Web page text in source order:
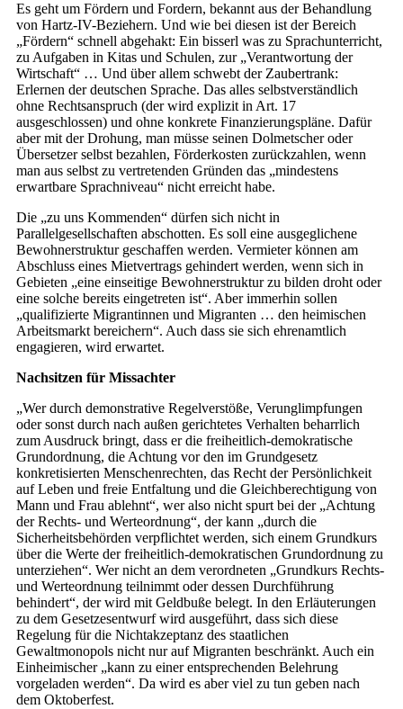
Es geht um Fördern und Fordern, bekannt aus der Behandlung
von Hartz-IV-Beziehern. Und wie bei diesen ist der Bereich
„Fördern“ schnell abgehakt: Ein bisserl was zu Sprachunterricht,
zu Aufgaben in Kitas und Schulen, zur „Verantwortung der
Wirtschaft“ … Und über allem schwebt der Zaubertrank:
Erlernen der deutschen Sprache. Das alles selbstverständlich
ohne Rechtsanspruch (der wird explizit in Art. 17
ausgeschlossen) und ohne konkrete Finanzierungspläne. Dafür
aber mit der Drohung, man müsse seinen Dolmetscher oder
Übersetzer selbst bezahlen, Förderkosten zurückzahlen, wenn
man aus selbst zu vertretenden Gründen das „mindestens
erwartbare Sprachniveau“ nicht erreicht habe.
Die „zu uns Kommenden“ dürfen sich nicht in
Parallelgesellschaften abschotten. Es soll eine ausgeglichene
Bewohnerstruktur geschaffen werden. Vermieter können am
Abschluss eines Mietvertrags gehindert werden, wenn sich in
Gebieten „eine einseitige Bewohnerstruktur zu bilden droht oder
eine solche bereits eingetreten ist“. Aber immerhin sollen
„qualifizierte Migrantinnen und Migranten … den heimischen
Arbeitsmarkt bereichern“. Auch dass sie sich ehrenamtlich
engagieren, wird erwartet.
Nachsitzen für Missachter
„Wer durch demonstrative Regelverstöße, Verunglimpfungen
oder sonst durch nach außen gerichtetes Verhalten beharrlich
zum Ausdruck bringt, dass er die freiheitlich-demokratische
Grundordnung, die Achtung vor den im Grundgesetz
konkretisierten Menschenrechten, das Recht der Persönlichkeit
auf Leben und freie Entfaltung und die Gleichberechtigung von
Mann und Frau ablehnt“, wer also nicht spurt bei der „Achtung
der Rechts- und Werteordnung“, der kann „durch die
Sicherheitsbehörden verpflichtet werden, sich einem Grundkurs
über die Werte der freiheitlich-demokratischen Grundordnung zu
unterziehen“. Wer nicht an dem verordneten „Grundkurs Rechts-
und Werteordnung teilnimmt oder dessen Durchführung
behindert“, der wird mit Geldbuße belegt. In den Erläuterungen
zu dem Gesetzesentwurf wird ausgeführt, dass sich diese
Regelung für die Nichtakzeptanz des staatlichen
Gewaltmonopols nicht nur auf Migranten beschränkt. Auch ein
Einheimischer „kann zu einer entsprechenden Belehrung
vorgeladen werden“. Da wird es aber viel zu tun geben nach
dem Oktoberfest.